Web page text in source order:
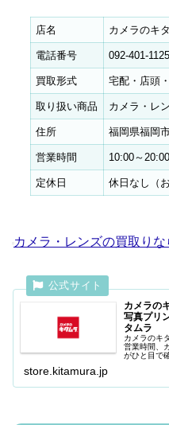
店名 カメラのキ
電話番号 092-401-1125
買取形式 宅配・店頭
取り扱い商品 カメラ・レ
住所 福岡県福岡
営業時間 10:00～20:00
定休日 休日なし（
カメラ・レンズの買取り
カメラの
写真プリ
タムラ
カメラのキ
営業時間、
がひと目で
store.kitamura.jp